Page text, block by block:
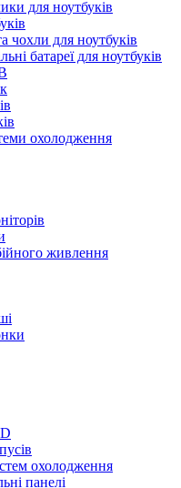
для ноутбуків
чохли для ноутбуків
батареї для ноутбуків
охолодження
живлення
охолодження
панелі